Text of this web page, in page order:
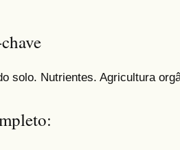
solo. Nutrientes. Agricultura